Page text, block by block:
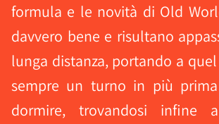
formula e le novità di Old
davvero bene e risultano
lunga distanza, portando a
sempre un turno in più
dormire, trovandosi infine